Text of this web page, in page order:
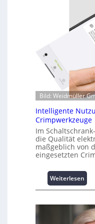
f
t
i
o
n
u
m
L
a
s
s
i
z
e
Bild: Weidmüller
Intelligente
Crimpwerkzeuge
Im
die Qualität
maßgeblich von
eingesetzten
Weiterlesen
I
t
e